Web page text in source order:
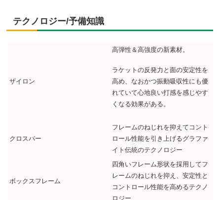
テクノロジー/予備知識
ザイロン
高弾性＆高強度の新素材。
ラケットの反発力と面の安定性を
高め、なおかつ振動吸収性にも優
れていて心地良い打感を感じやす
くなる効果がある。
クロスバー
フレームのねじれを抑えてコント
ロール性能を引き上げるグラファ
イト伝統のテクノロジー
ボックスフレーム
四角いフレーム形状を採用してフ
レームのねじれを抑え、安定性と
コントロール性能を高めるテクノ
ロジー